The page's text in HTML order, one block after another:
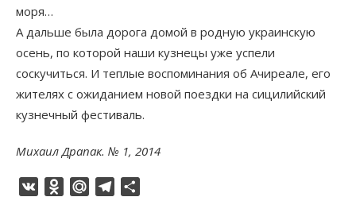
моря…
А дальше была дорога домой в родную украинскую
осень, по которой наши кузнецы уже успели
соскучиться. И теплые воспоминания об Ачиреале, его
жителях с ожиданием новой поездки на сицилийский
кузнечный фестиваль.
Михаил Драпак. № 1, 2014
VK Odnoklassniki
Mail.RuTelegram